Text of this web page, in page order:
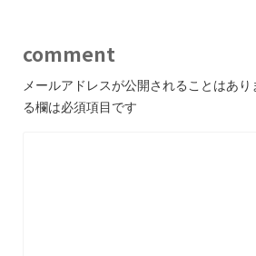
comment
メールアドレスが公開されることはあり
る欄は必須項目です